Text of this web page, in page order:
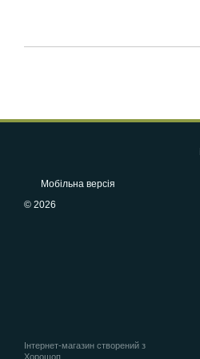
Мобільна версія
© 2026
Інтернет-магазин створений з
Хорошоп